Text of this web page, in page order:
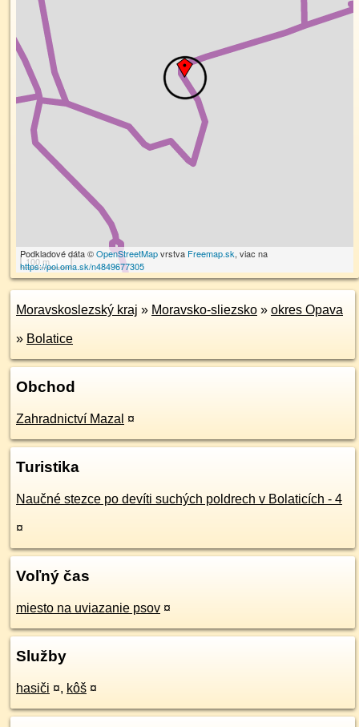
100 m
Podkladové dáta ©OpenStreetMapvrstva Freemap.sk, viac na
https://poi.oma.sk/n4849677305
Moravskoslezský kraj » Moravsko-sliezsko » okres Opava
» Bolatice
Obchod
Zahradnictví Mazal ¤
Turistika
Naučné stezce po devíti suchých poldrech v Bolaticích - 4
¤
Voľný čas
miesto na uviazanie psov ¤
Služby
hasiči ¤, kôš ¤